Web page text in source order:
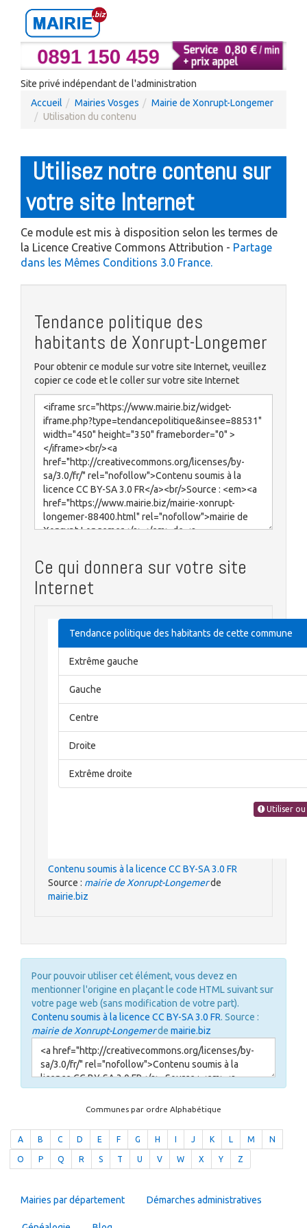
Site privé indépendant de l'administration
Accueil
Mairies Vosges
Mairie de Xonrupt-Longemer
Utilisation du contenu
Utilisez notre contenu sur
votre site Internet
Ce module est mis à disposition selon les termes de
la Licence Creative Commons Attribution - Partage
dans les Mêmes Conditions 3.0 France.
Tendance politique des
habitants de Xonrupt-Longemer
Pour obtenir ce module sur votre site Internet, veuillez
copier ce code et le coller sur votre site Internet
Ce qui donnera sur votre site
Internet
Contenu soumis à la licence CC BY-SA 3.0 FR
Source : mairie de Xonrupt-Longemerde
mairie.biz
Pour pouvoir utiliser cet élément, vous devez en
mentionner l'origine en plaçant le code HTML suivant sur
votre page web (sans modification de votre part).
Contenu soumis à la licence CC BY-SA 3.0 FR. Source :
mairie de Xonrupt-Longemerde mairie.biz
Communes par ordre Alphabétique
A B C D E F G H J K L M N
O P Q R S T U V W X Y Z
Mairies par département Démarches administratives